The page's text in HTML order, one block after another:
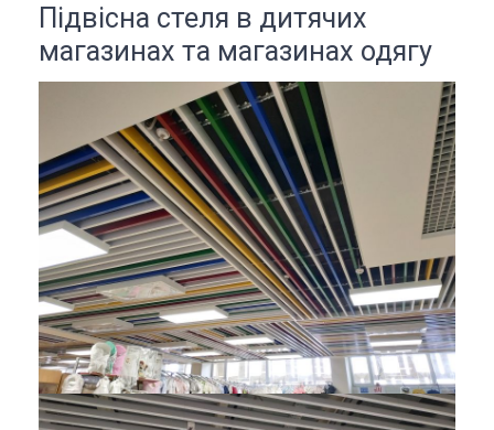
Підвісна стеля в дитячих
магазинах та магазинах одягу